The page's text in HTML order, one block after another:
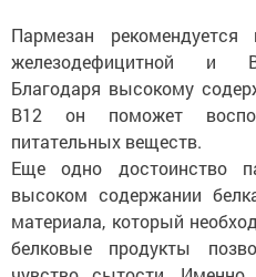
Пармезан
железодефицитной и
Благодаря высокому
B12 он поможет
питательных веществ.
Еще одно достоинство
высоком содержании
материала, который
белковые продукты